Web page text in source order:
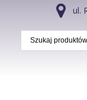
ul.